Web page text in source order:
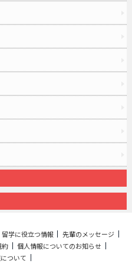
留学に役立つ情報
先輩のメッセージ
約
個人情報についてのお知らせ
ついて